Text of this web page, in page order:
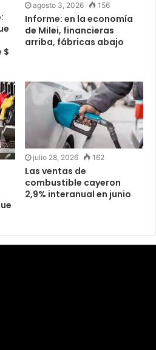
$
agosto 3, 2026 156
Informe: en la economía
de Milei, financieras
arriba, fábricas abajo
julio 28, 2026 162
Las ventas de
combustible cayeron
2,9% interanual en junio